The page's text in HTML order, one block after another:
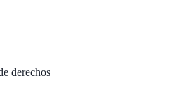
derechos